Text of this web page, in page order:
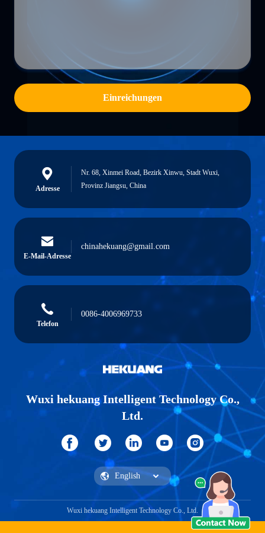
Einreichungen
Adresse
Nr. 68, Xinmei Road, Bezirk Xinwu, Stadt Wuxi,
Provinz Jiangsu, China
E-Mail-Adresse
chinahekuang@gmail.com
Telefon
0086-4006969733
Wuxi hekuang Intelligent Technology Co.,
Ltd.
Wuxi hekuang Intelligent Technology Co., Ltd.